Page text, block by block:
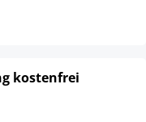
kostenfrei